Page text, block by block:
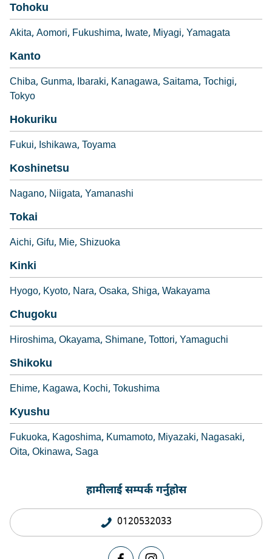
Tohoku
Akita Aomori Fukushima Iwate Miyagi Yamagata
Kanto
Chiba Gunma Ibaraki Kanagawa Saitama Tochigi
Tokyo
Hokuriku
Fukui Ishikawa Toyama
Koshinetsu
Nagano Niigata Yamanashi
Tokai
Aichi Gifu Mie Shizuoka
Kinki
Hyogo Kyoto Nara Osaka Shiga Wakayama
Chugoku
Hiroshima Okayama Shimane Tottori Yamaguchi
Shikoku
Ehime Kagawa Kochi Tokushima
Kyushu
Fukuoka Kagoshima Kumamoto Miyazaki Nagasaki
Oita Okinawa Saga
हामीलाई सम्पर्क गर्नुहोस
0120532033